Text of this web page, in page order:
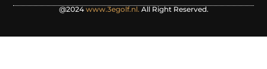
@2024www.3egolf.nl.All Right Reserved.